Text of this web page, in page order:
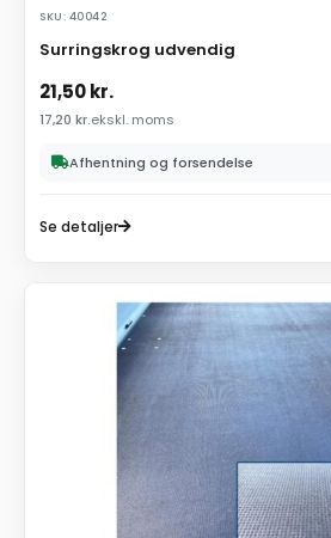
SKU: 40042
Surringskrog udvendig
21,50kr.
17,20 kr.ekskl. moms
Afhentning og forsendelse
Se detaljer